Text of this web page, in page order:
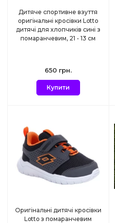
Дитяче спортивне взуття
оригінальні кросівки Lotto
дитячі для хлопчиків сині з
помаранчевим, 21 - 13 см
650 грн.
Купити
Оригінальні дитячі кросівки
Lotto з помаранчевим